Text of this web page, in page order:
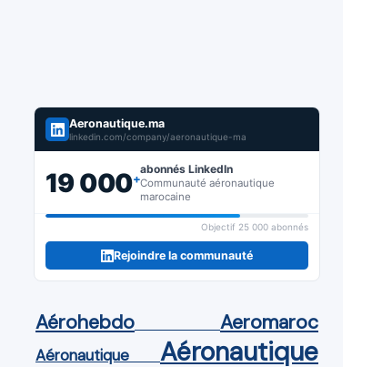
Aeronautique.ma
linkedin.com/company/aeronautique-ma
19 000+
abonnés LinkedIn
Communauté aéronautique
marocaine
Objectif 25 000 abonnés
Rejoindre la communauté
Aérohebdo Aeromaroc
Aéronautique Aéronautique